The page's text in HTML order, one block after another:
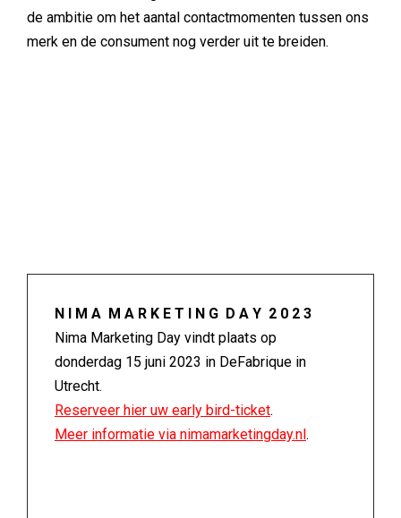
de ambitie om het aantal contactmomenten tussen ons
merk en de consument nog verder uit te breiden.
N I M A M A R K E T I N G D A Y 2 0 2 3
Nima Marketing Day vindt plaats op
donderdag 15 juni 2023 in DeFabrique in
Utrecht.
Reserveer hier uw early bird-ticket.
Meer informatie via nimamarketingday.nl.